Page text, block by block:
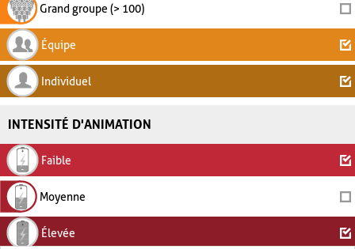
Grand groupe (> 100)
Équipe
Individuel
INTENSITÉ D'ANIMATION
Faible
Moyenne
Élevée